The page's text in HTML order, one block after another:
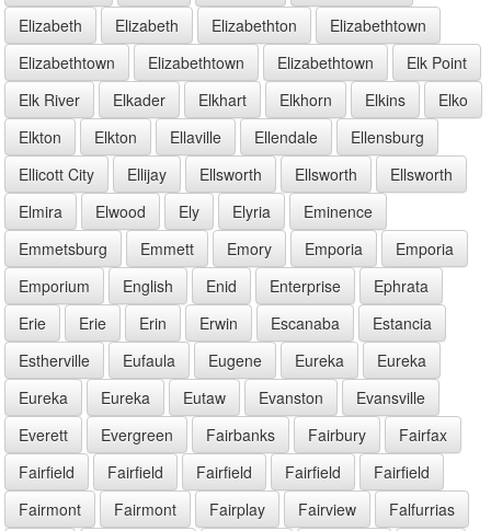
Elizabeth
Elizabeth Elizabethton
Elizabethtown
Elizabethtown
Elizabethtown Elizabethtown
Elk Point
Elk River
Elkader Elkhart Elkhorn Elkins
Elko
Elkton
Elkton Ellaville Ellendale
Ellensburg
Ellicott City
Ellijay Ellsworth Ellsworth
Ellsworth
Elmira
Elwood Ely Elyria
Eminence
Emmetsburg
Emmett Emory Emporia
Emporia
Emporium
English Enid Enterprise
Ephrata
Erie
Erie Erin Erwin Escanaba
Estancia
Estherville
Eufaula Eugene Eureka
Eureka
Eureka
Eureka Eutaw Evanston
Evansville
Everett
Evergreen Fairbanks Fairbury
Fairfax
Fairfield
Fairfield Fairfield Fairfield
Fairfield
Fairmont
Fairmont Fairplay Fairview Falfurrias